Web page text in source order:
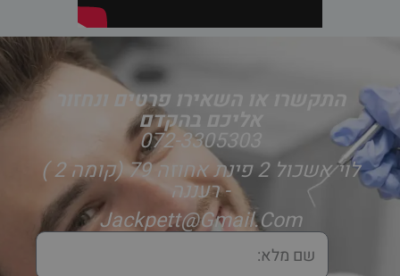
התקשרו או השאירו פרטים ונחזור
אליכם בהקדם
072-3305303
לוי אשכול 2 פינת אחוזה 79 (קומה 2 )
- רעננה
Jackpett@gmail.com